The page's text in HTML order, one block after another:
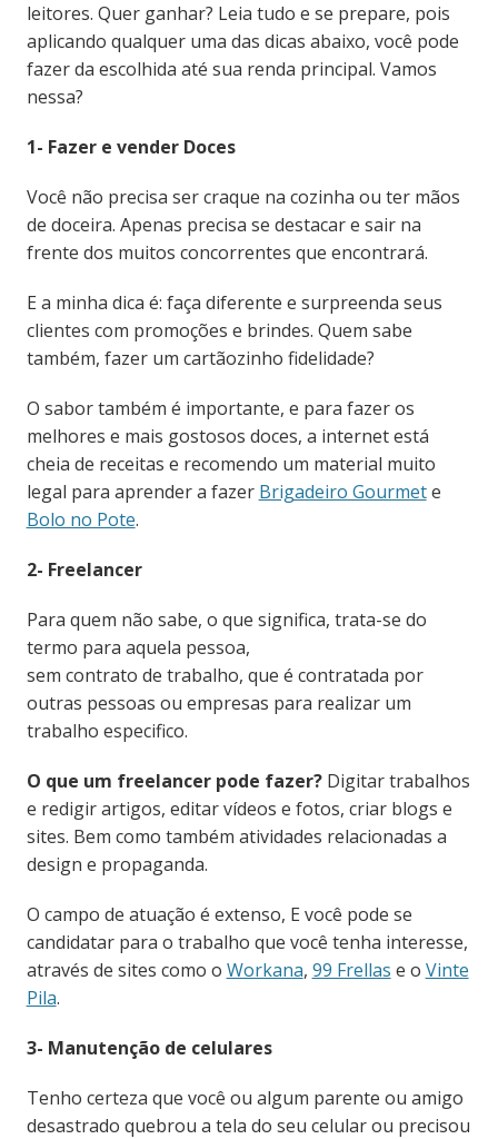
leitores. Quer ganhar? Leia tudo e se prepare, pois
aplicando qualquer uma das dicas abaixo, você pode
fazer da escolhida até sua renda principal. Vamos
nessa?
1- Fazer e vender Doces
Você não precisa ser craque na cozinha ou ter mãos
de doceira. Apenas precisa se destacar e sair na
frente dos muitos concorrentes que encontrará.
E a minha dica é: faça diferente e surpreenda seus
clientes com promoções e brindes. Quem sabe
também, fazer um cartãozinho fidelidade?
O sabor também é importante, e para fazer os
melhores e mais gostosos doces, a internet está
cheia de receitas e recomendo um material muito
legal para aprender a fazer Brigadeiro Gourmete
Bolo no Pote.
2- Freelancer
Para quem não sabe, o que significa, trata-se do
termo para aquela pessoa,
sem contrato de trabalho, que é contratada por
outras pessoas ou empresas para realizar um
trabalho especifico.
O que um freelancer pode fazer?Digitar trabalhos
e redigir artigos, editar vídeos e fotos, criar blogs e
sites. Bem como também atividades relacionadas a
design e propaganda.
O campo de atuação é extenso, E você pode se
candidatar para o trabalho que você tenha interesse,
através de sites como o Workana, 99 Frellas e o Vinte
Pila.
3- Manutenção de celulares
Tenho certeza que você ou algum parente ou amigo
desastrado quebrou a tela do seu celular ou precisou